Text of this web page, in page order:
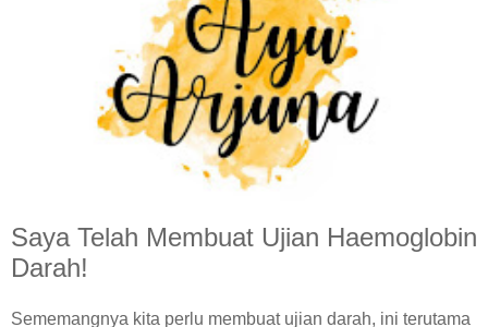
Saya Telah Membuat Ujian Haemoglobin
Darah!
Sememangnya kita perlu membuat ujian darah, ini terutama